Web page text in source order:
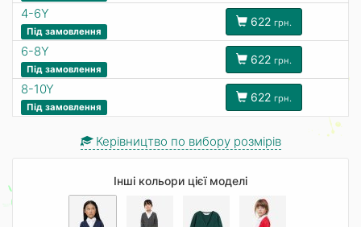
4-6Y
Під замовлення
622 грн.
6-8Y
Під замовлення
622 грн.
8-10Y
Під замовлення
622 грн.
Керівництво по вибору розмірів
Інші кольори цієї моделі